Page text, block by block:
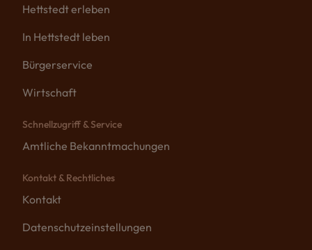
Hettstedt erleben
In Hettstedt leben
Bürgerservice
Wirtschaft
Schnellzugriff & Service
Amtliche Bekanntmachungen
Kontakt & Rechtliches
Kontakt
Datenschutzeinstellungen